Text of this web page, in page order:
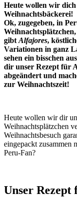
Heute wollen wir
Weihnachtsbäckerei!
Ok, zugegeben, in
gibt Alfajores,
Variationen in ganz
sehen ein bisschen
dir unser Rezept für
abgeändert und
zur Weihnachtszeit!
Heute wollen wir dir
Weihnachtsplätzchen
Weihnachtsbesuch
eingepackt zusammen
Peru-Fan?
Unser Rezept